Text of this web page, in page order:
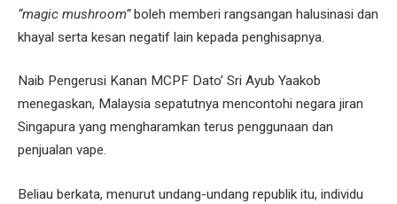
“magic mushroom”boleh memberi rangsangan halusinasi dan
khayal serta kesan negatif lain kepada penghisapnya.
Naib Pengerusi Kanan MCPF Dato’ Sri Ayub Yaakob
menegaskan, Malaysia sepatutnya mencontohi negara jiran
Singapura yang mengharamkan terus penggunaan dan
penjualan vape.
Beliau berkata, menurut undang-undang republik itu, individu